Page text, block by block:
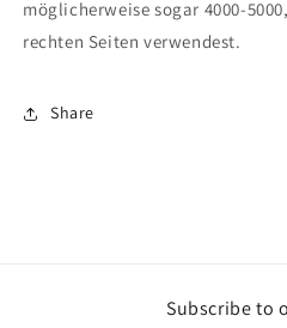
möglicherweise sogar 4000-
rechten Seiten verwendest.
Share
Subscribe to